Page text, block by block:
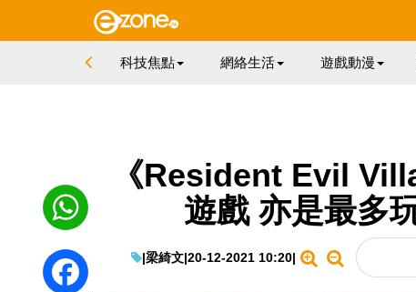
科技焦點 網絡生活 遊戲動漫
《Resident Evil
遊戲 亦是最多
|梁綺文|20-12-2021 10:20|
WhatsApp